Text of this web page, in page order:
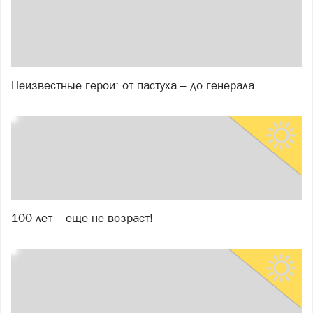
Неизвестные герои: от пастуха – до генерала
100 лет – еще не возраст!